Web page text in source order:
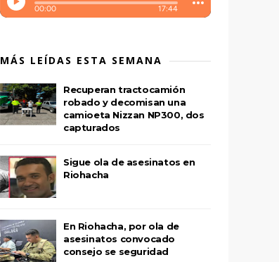
MÁS LEÍDAS ESTA SEMANA
Recuperan tractocamión
robado y decomisan una
camioeta Nizzan NP300, dos
capturados
Sigue ola de asesinatos en
Riohacha
En Riohacha, por ola de
asesinatos convocado
consejo se seguridad